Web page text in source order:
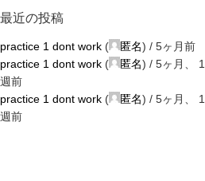
最近の投稿
practice 1 dont work ( 匿名) / 5ヶ月前
practice 1 dont work ( 匿名) / 5ヶ月、 1
週前
practice 1 dont work ( 匿名) / 5ヶ月、 1
週前